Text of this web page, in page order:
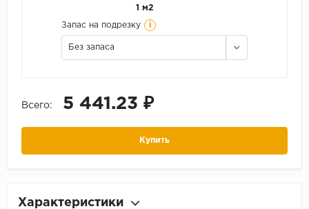
1 м2
Запас на подрезку i
Без запаса
Всего: 5 441.23 ₽
Купить
Характеристики